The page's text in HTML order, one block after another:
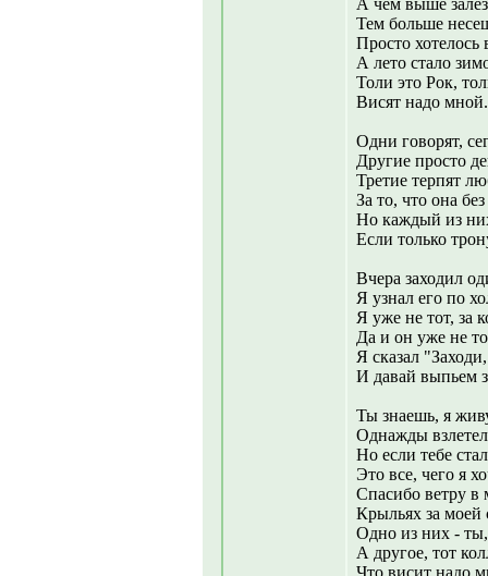
А чем выше
Тем больше
Просто хотелось
А лето стало
Толи это Рок,
Висят надо мной.
Одни говорят,
Другие просто
Третие терпят
За то, что она без
Но каждый из
Если только
Вчера заходил
Я узнал его по
Я уже не тот, за
Да и он уже не
Я сказал
И давай выпьем
Ты знаешь, я
Однажды
Но если тебе
Это все, чего я
Спасибо ветру в
Крыльях за моей
Одно из них - ты,
А другое, тот
Что висит надо